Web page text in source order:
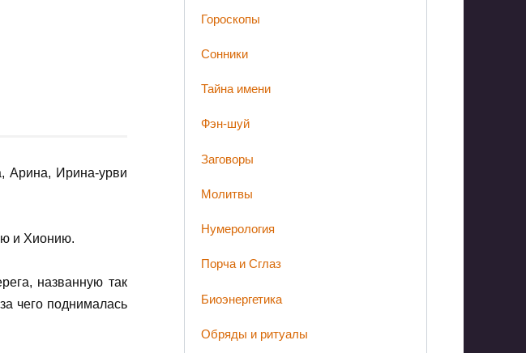
Арина, Ирина-урви
и Хионию.
названную так
чего поднималась
Гороскопы
Сонники
Тайна имени
Фэн-шуй
Заговоры
Молитвы
Нумерология
Порча и Сглаз
Биоэнергетика
Обряды и ритуалы